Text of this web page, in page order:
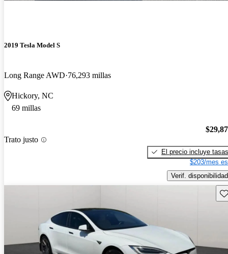
2019 Tesla Model S
Long Range AWD 76,293 millas
Hickory, NC
69 millas
Trato justo
El precio incluye tasas
$203/mes
Verif. disponibilidad